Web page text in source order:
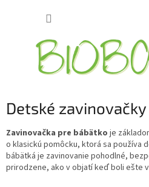
Detské zavinovačky
Zavinovačka pre bábätko je
o klasickú pomôcku, ktorá sa používa
bábätká je zavinovanie pohodlné,
prirodzene, ako v objatí keď boli ešte